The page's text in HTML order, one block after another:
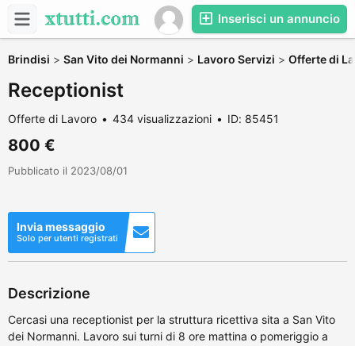
Inserisci un annuncio
Brindisi > San Vito dei Normanni > Lavoro Servizi > Offerte di
Receptionist
Offerte di Lavoro 434 visualizzazioni ID: 85451
800 €
Pubblicato il 2023/08/01
Invia messaggio
Solo per utenti registrati
Descrizione
Cercasi una receptionist per la struttura ricettiva sita a San Vito
dei Normanni. Lavoro sui turni di 8 ore mattina o pomeriggio a